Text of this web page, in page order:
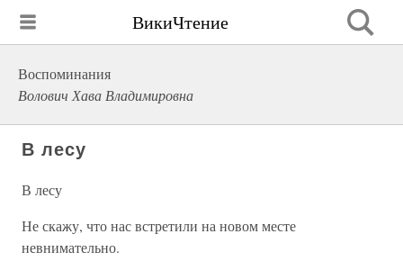
ВикиЧтение
Воспоминания
Волович Хава Владимировна
В лесу
В лесу
Не скажу, что нас встретили на новом месте
невнимательно.